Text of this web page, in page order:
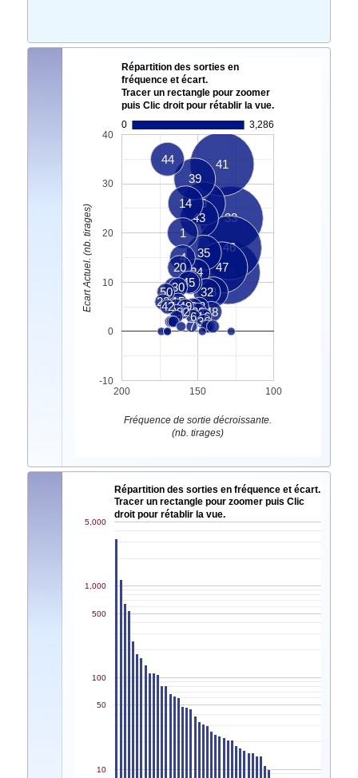
Répartition des sorties en
fréquence et écart.
Tracer un rectangle pour zoomer
puis Clic droit pour rétablir la vue.
0
3,286
18
33
41
46
47
9
39
43
14
35
44
1
8
24
32
4
11
20
45
48
5
13
30
3
15
28
50
10
16
23 49
6
12
29
36
42
2
7
200 150 100
-10
0
10
20
30
40
Fréquence de sortie décroissante.
(nb. tirages)
Ecart Actuel. (nb. tirages)
Répartition des sorties en fréquence et écart.
Tracer un rectangle pour zoomer puis Clic
droit pour rétablir la vue.
10
50
100
500
1,000
5,000